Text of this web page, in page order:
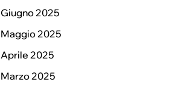
Giugno 2025
Maggio 2025
Aprile 2025
Marzo 2025